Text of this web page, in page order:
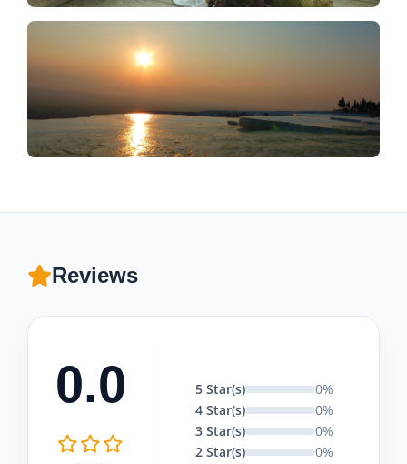
Reviews
0.0 5 Star(s)
0%
4 Star(s)
0%
3 Star(s)
0%
2 Star(s)
0%